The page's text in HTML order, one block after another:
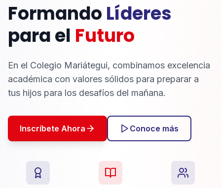
Formando Líderes
para el Futuro
En el Colegio Mariátegui, combinamos excelencia
académica con valores sólidos para preparar a
tus hijos para los desafíos del mañana.
Inscríbete Ahora Conoce más